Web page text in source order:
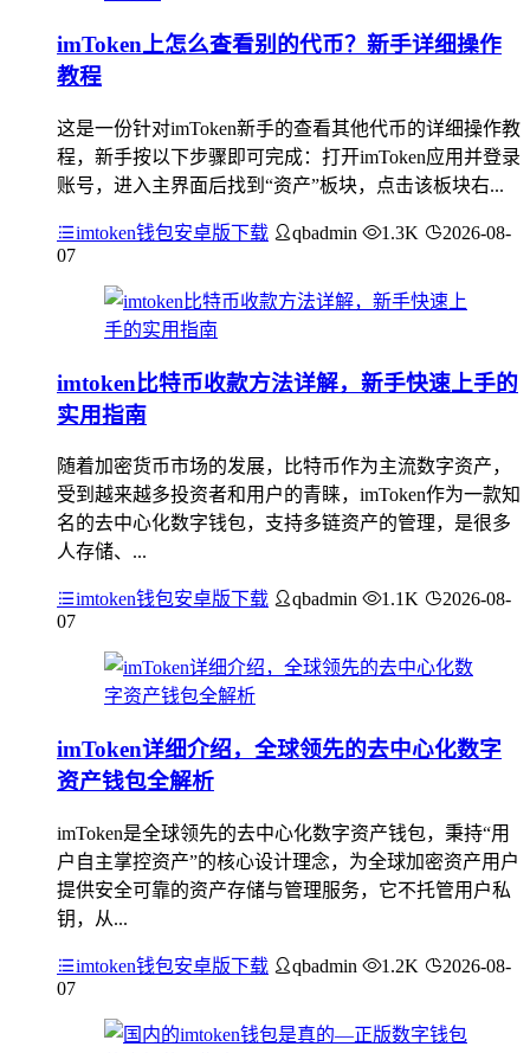
imToken上怎么查看别的代币？新手详细操作
教程
这是一份针对imToken新手的查看其他代币的详细操作教
程，新手按以下步骤即可完成：打开imToken应用并登录
账号，进入主界面后找到“资产”板块，点击该板块右...
imtoken钱包安卓版下载 qbadmin 1.3K
2026-08-
07
imtoken比特币收款方法详解，新手快速上手的
实用指南
随着加密货币市场的发展，比特币作为主流数字资产，
受到越来越多投资者和用户的青睐，imToken作为一款知
名的去中心化数字钱包，支持多链资产的管理，是很多
人存储、...
imtoken钱包安卓版下载 qbadmin 1.1K
2026-08-
07
imToken详细介绍，全球领先的去中心化数字
资产钱包全解析
imToken是全球领先的去中心化数字资产钱包，秉持“用
户自主掌控资产”的核心设计理念，为全球加密资产用户
提供安全可靠的资产存储与管理服务，它不托管用户私
钥，从...
imtoken钱包安卓版下载 qbadmin 1.2K
2026-08-
07